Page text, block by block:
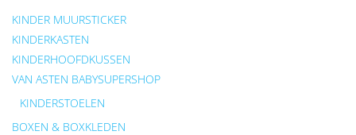
KINDER MUURSTICKER
KINDERKASTEN
KINDERHOOFDKUSSEN
VAN ASTEN BABYSUPERSHOP
KINDERSTOELEN
BOXEN & BOXKLEDEN